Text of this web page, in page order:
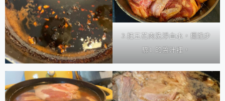
3.把五花肉洗淨血水，擺進步
驟1.的醬汁裡，